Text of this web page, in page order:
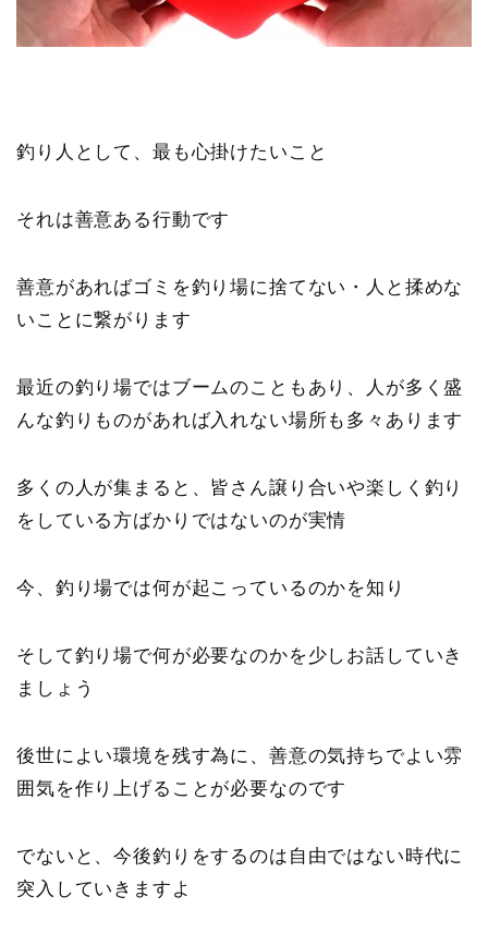
釣り人として、最も心掛けたいこと
それは善意ある行動です
善意があればゴミを釣り場に捨てない・人と揉めな
いことに繋がります
最近の釣り場ではブームのこともあり、人が多く盛
んな釣りものがあれば入れない場所も多々あります
多くの人が集まると、皆さん譲り合いや楽しく釣り
をしている方ばかりではないのが実情
今、釣り場では何が起こっているのかを知り
そして釣り場で何が必要なのかを少しお話していき
ましょう
後世によい環境を残す為に、善意の気持ちでよい雰
囲気を作り上げることが必要なのです
でないと、今後釣りをするのは自由ではない時代に
突入していきますよ